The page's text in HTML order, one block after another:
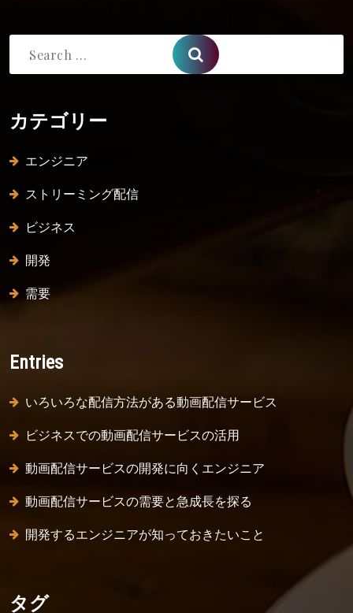
Search
カテゴリー
エンジニア
ストリーミング配信
ビジネス
開発
需要
Entries
いろいろな配信方法がある動画配信サービス
ビジネスでの動画配信サービスの活用
動画配信サービスの開発に向くエンジニア
動画配信サービスの需要と急成長を探る
開発するエンジニアが知っておきたいこと
タグ